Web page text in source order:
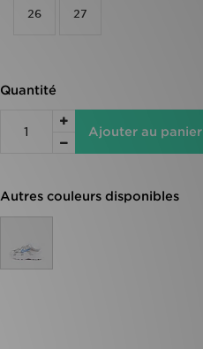
26 27
Quantité
Ajouter au panier
Autres couleurs disponibles